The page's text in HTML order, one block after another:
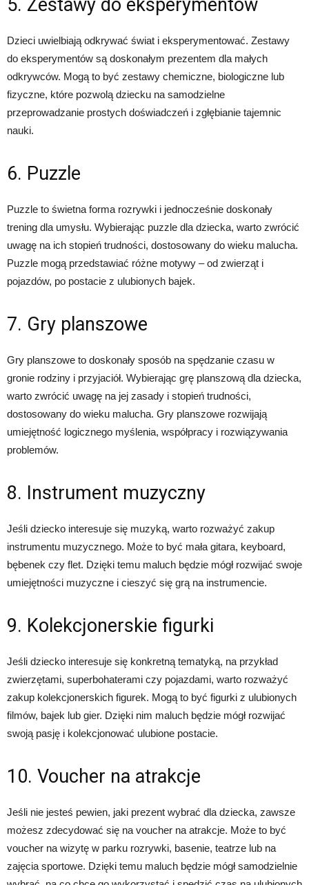
5. Zestawy do eksperymentów
Dzieci uwielbiają odkrywać świat i eksperymentować. Zestawy
do eksperymentów są doskonałym prezentem dla małych
odkrywców. Mogą to być zestawy chemiczne, biologiczne lub
fizyczne, które pozwolą dziecku na samodzielne
przeprowadzanie prostych doświadczeń i zgłębianie tajemnic
nauki.
6. Puzzle
Puzzle to świetna forma rozrywki i jednocześnie doskonały
trening dla umysłu. Wybierając puzzle dla dziecka, warto zwrócić
uwagę na ich stopień trudności, dostosowany do wieku malucha.
Puzzle mogą przedstawiać różne motywy – od zwierząt i
pojazdów, po postacie z ulubionych bajek.
7. Gry planszowe
Gry planszowe to doskonały sposób na spędzanie czasu w
gronie rodziny i przyjaciół. Wybierając grę planszową dla dziecka,
warto zwrócić uwagę na jej zasady i stopień trudności,
dostosowany do wieku malucha. Gry planszowe rozwijają
umiejętność logicznego myślenia, współpracy i rozwiązywania
problemów.
8. Instrument muzyczny
Jeśli dziecko interesuje się muzyką, warto rozważyć zakup
instrumentu muzycznego. Może to być mała gitara, keyboard,
bębenek czy flet. Dzięki temu maluch będzie mógł rozwijać swoje
umiejętności muzyczne i cieszyć się grą na instrumencie.
9. Kolekcjonerskie figurki
Jeśli dziecko interesuje się konkretną tematyką, na przykład
zwierzętami, superbohaterami czy pojazdami, warto rozważyć
zakup kolekcjonerskich figurek. Mogą to być figurki z ulubionych
filmów, bajek lub gier. Dzięki nim maluch będzie mógł rozwijać
swoją pasję i kolekcjonować ulubione postacie.
10. Voucher na atrakcje
Jeśli nie jesteś pewien, jaki prezent wybrać dla dziecka, zawsze
możesz zdecydować się na voucher na atrakcje. Może to być
voucher na wizytę w parku rozrywki, basenie, teatrze lub na
zajęcia sportowe. Dzięki temu maluch będzie mógł samodzielnie